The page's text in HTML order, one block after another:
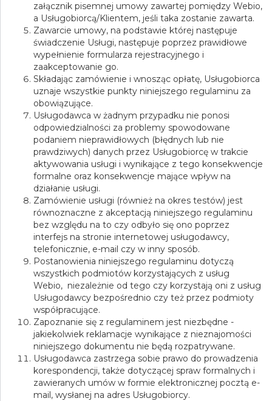
załącznik pisemnej umowy zawartej pomiędzy Webio,
a Usługobiorcą/Klientem, jeśli taka zostanie zawarta.
Zawarcie umowy, na podstawie której następuje
świadczenie Usługi, następuje poprzez prawidłowe
wypełnienie formularza rejestracyjnego i
zaakceptowanie go.
Składając zamówienie i wnosząc opłatę, Usługobiorca
uznaje wszystkie punkty niniejszego regulaminu za
obowiązujące.
Usługodawca w żadnym przypadku nie ponosi
odpowiedzialności za problemy spowodowane
podaniem nieprawidłowych (błędnych lub nie
prawdziwych) danych przez Usługobiorcę w trakcie
aktywowania usługi i wynikające z tego konsekwencje
formalne oraz konsekwencje mające wpływ na
działanie usługi.
Zamówienie usługi (również na okres testów) jest
równoznaczne z akceptacją niniejszego regulaminu
bez względu na to czy odbyło się ono poprzez
interfejs na stronie internetowej usługodawcy,
telefonicznie, e-mail czy w inny sposób.
Postanowienia niniejszego regulaminu dotyczą
wszystkich podmiotów korzystających z usług
Webio, niezależnie od tego czy korzystają oni z usług
Usługodawcy bezpośrednio czy też przez podmioty
współpracujące.
Zapoznanie się z regulaminem jest niezbędne -
jakiekolwiek reklamacje wynikające z nieznajomości
niniejszego dokumentu nie będą rozpatrywane.
Usługodawca zastrzega sobie prawo do prowadzenia
korespondencji, także dotyczącej spraw formalnych i
zawieranych umów w formie elektronicznej pocztą e-
mail, wysłanej na adres Usługobiorcy.